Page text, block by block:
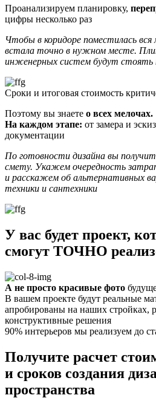
Проанализируем планировку,
цифры несколько раз
Чтобы в коридоре поместилась вся
встала точно в нужном месте.
инженерных систем будут
Сроки и итоговая стоимость
Поэтому вы знаете о всех мелочах.
На каждом этапе: от замера и
документации
По готовности дизайна вы
смету. Укажем очередность
и расскажем об альтернативных
техники и сантехники
У вас будет проект,
смогут ТОЧНО
А не просто красивые фото
В вашем проекте будут реальные
апробированы на наших стройках,
конструктивные решения
90% интерьеров мы реализуем до
Получите расчет
и сроков создания
пространства